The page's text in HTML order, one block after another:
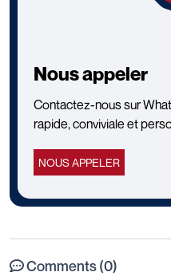
Nous appeler
Contactez-nous sur
rapide, conviviale et
NOUS APPELER
Comments (0)